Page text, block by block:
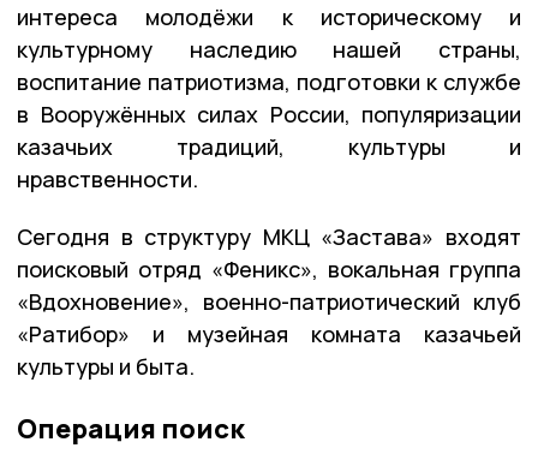
интереса молодёжи к историческому и
культурному наследию нашей страны,
воспитание патриотизма, подготовки к службе
в Вооружённых силах России, популяризации
казачьих традиций, культуры и
нравственности.
Сегодня в структуру МКЦ «Застава» входят
поисковый отряд «Феникс», вокальная группа
«Вдохновение», военно-патриотический клуб
«Ратибор» и музейная комната казачьей
культуры и быта.
Операция поиск